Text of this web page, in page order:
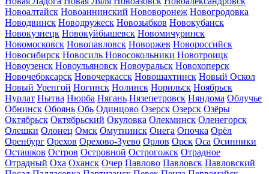
Новоалтайск Новоаннинский Нововоронеж Новогродовка
Новодвинск Новодружеск Новозыбков Новокубанск
Новокузнецк Новокуйбышевск Новомичуринск
Новомосковск Новопавловск Новоржев Новороссийск
Новосибирск Новосиль Новосокольники Новотроицк
Новоузенск Новоульяновск Новоуральск Новохоперск
Новочебоксарск Новочеркасск Новошахтинск Новый Оскол
Новый Уренгой Ногинск Нолинск Норильск Ноябрьск
Нурлат Нытва Нюрба Нягань Нязепетровск Няндома Облучье
Обнинск Обоянь Обь Одинцово Озерск Озерск Озёры
Октябрьск Октябрьский Окуловка Олекминск Оленегорск
Олешки Олонец Омск Омутнинск Онега Опочка Орёл
Оренбург Орехов Орехово-Зуево Орлов Орск Оса Осинники
Осташков Остров Островной Острогожск Отрадное
Отрадный Оха Оханск Очер Павлово Павловск Павловский